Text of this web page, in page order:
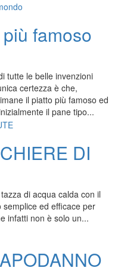
famoso
tutte le belle invenzioni
certezza è che,
il piatto più famoso ed
il pane tipo...
DI
di acqua calda con il
ed efficace per
infatti non è solo un...